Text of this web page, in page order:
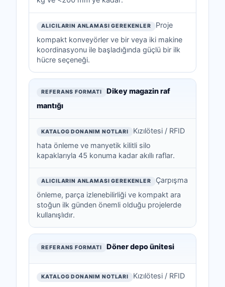
Proje
kompakt konveyörler ve bir veya iki makine
koordinasyonu ile başladığında güçlü bir ilk
hücre seçeneği.
Dikey magazin raf
mantığı
Kızılötesi / RFID
hata önleme ve manyetik kilitli silo
kapaklarıyla 45 konuma kadar akıllı raflar.
Çarpışma
önleme, parça izlenebilirliği ve kompakt ara
stoğun ilk günden önemli olduğu projelerde
kullanışlıdır.
Döner depo ünitesi
Kızılötesi / RFID